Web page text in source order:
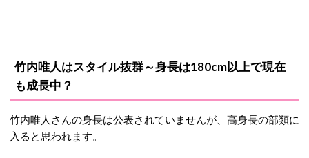
竹内唯人はスタイル抜群～身長は180cm以上で現在
も成長中？
竹内唯人さんの身長は公表されていませんが、高身長の部類に
入ると思われます。